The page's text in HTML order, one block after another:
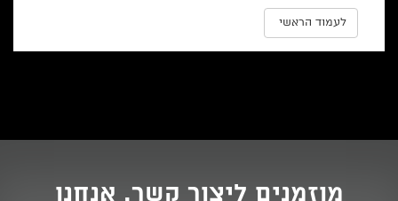
לעמוד הראשי
מוזמנים ליצור קשר. אנחנו